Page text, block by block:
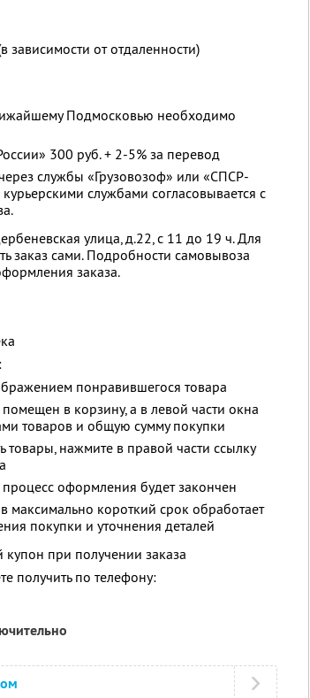
зависимости от отдаленности)
Подмосковью необходимо
300 руб. + 2-5% за перевод
службы «Грузовозоф» или «СПСР-
службами согласовывается с
улица, д.22, с 11 до 19 ч. Для
заказ сами. Подробности самовывоза
заказа.
понравившегося товара
в корзину, а в левой части окна
товаров и общую сумму покупки
товары, нажмите в правой части ссылку
оформления будет закончен
максимально короткий срок обработает
покупки и уточнения деталей
при получении заказа
получить по телефону: